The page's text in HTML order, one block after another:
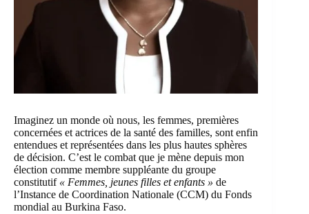
Imaginez un monde où nous, les femmes, premières
concernées et actrices de la santé des familles, sont enfin
entendues et représentées dans les plus hautes sphères
de décision. C’est le combat que je mène depuis mon
élection comme membre suppléante du groupe
constitutif « Femmes, jeunes filles et enfants » de
l’Instance de Coordination Nationale (CCM) du Fonds
mondial au Burkina Faso.